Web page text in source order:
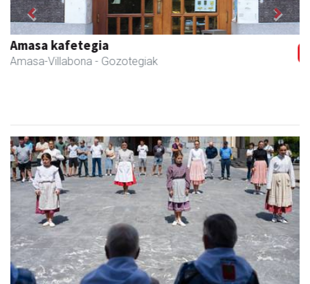
Amane
Amasa-Villabona - Arropa-dendak
Previous Next